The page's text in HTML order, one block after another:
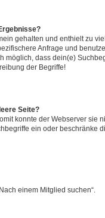
gehalten und enthielt zu
Anfrage und
möglich, dass dein(e)
der Begriffe!
Seite?
konnte der Webserver sie
ein oder beschränke
einem Mitglied suchen“.